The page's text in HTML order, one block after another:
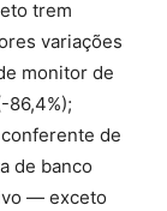
trem
variações
monitor de
de
de banco
— exceto